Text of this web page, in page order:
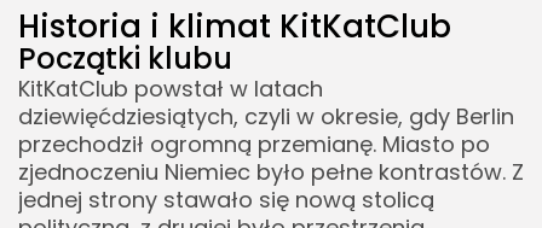
Historia i klimat KitKatClub
Początki klubu
KitKatClub powstał w latach
dziewięćdziesiątych, czyli w okresie, gdy Berlin
przechodził ogromną przemianę. Miasto po
zjednoczeniu Niemiec było pełne kontrastów. Z
jednej strony stawało się nową stolicą